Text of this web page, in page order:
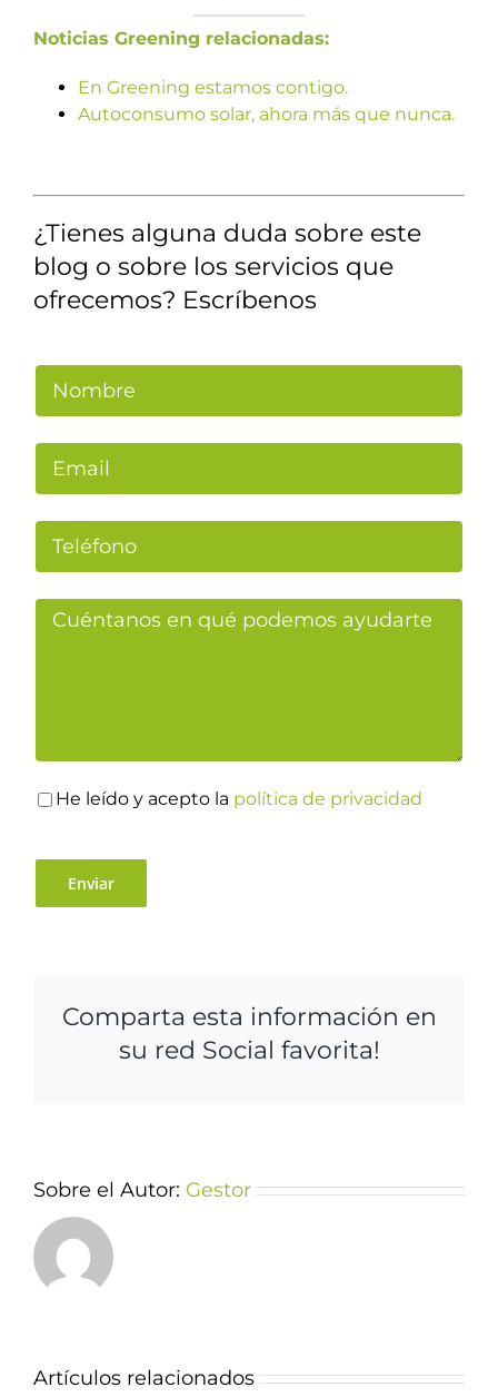
Noticias Greening relacionadas:
En Greening estamos contigo.
Autoconsumo solar, ahora más que nunca.
¿Tienes alguna duda sobre este
blog o sobre los servicios que
ofrecemos? Escríbenos
He leído y acepto la política de privacidad
Comparta esta información en
su red Social favorita!
Sobre el Autor: Gestor
Artículos relacionados